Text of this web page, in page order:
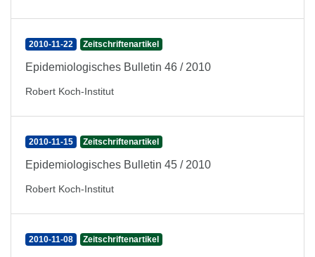
2010-11-22 Zeitschriftenartikel
Epidemiologisches Bulletin 46 / 2010
Robert Koch-Institut
2010-11-15 Zeitschriftenartikel
Epidemiologisches Bulletin 45 / 2010
Robert Koch-Institut
2010-11-08 Zeitschriftenartikel